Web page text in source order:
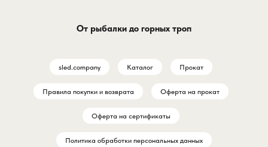
От рыбалки до горных троп
sled.company Каталог Прокат
Правила покупки и возврата Оферта на прокат
Оферта на сертификаты
Политика обработки персональных данных